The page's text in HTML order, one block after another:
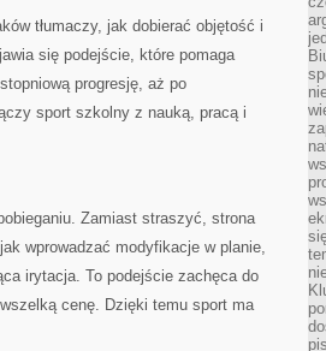
tłumaczy, jak dobierać objętość i
się podejście, które pomaga
progresję, aż po
sport szkolny z nauką, pracą i
Zamiast straszyć, strona
wprowadzać modyfikacje w planie,
irytacja. To podejście zachęca do
cenę. Dzięki temu sport ma